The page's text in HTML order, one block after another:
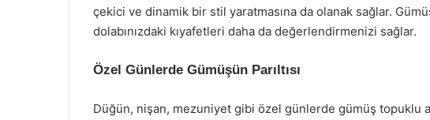
çekici ve dinamik bir stil yaratmasına da olanak sağlar.
dolabınızdaki kıyafetleri daha da değerlendirmenizi sağlar.
Özel Günlerde Gümüşün Parıltısı
Düğün, nişan, mezuniyet gibi özel günlerde gümüş topuklu